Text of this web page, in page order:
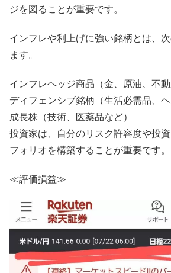
ジを図ることが重要です。
インフレや利上げに強い銘柄とは、
ます。
インフレヘッジ商品（金、原油、不動
ディフェンシブ銘柄（生活必需品、ヘ
成長株（技術、医薬品など）
投資家は、自分のリスク許容度や投
フォリオを構築することが重要です。
≪評価損益≫